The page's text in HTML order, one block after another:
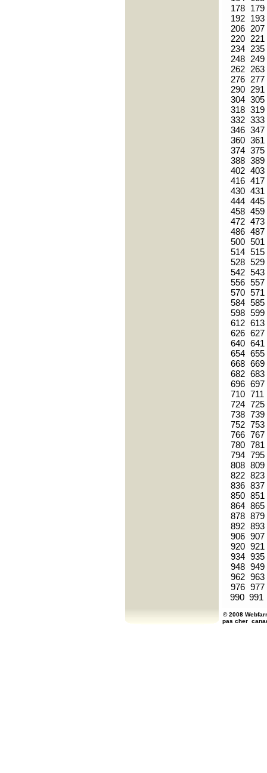
178
179
192
193
206 207
220
221
234
235
248
249
262
263
276
277
290
291
304 305
318 319
332 333
346 347
360 361
374 375
388 389
402 403
416 417
430 431
444 445
458 459
472 473
486 487
500 501
514 515
528 529
542 543
556 557
570 571
584 585
598 599
612 613
626 627
640 641
654 655
668 669
682 683
696 697
710 711
724 725
738 739
752 753
766 767
780 781
794 795
808 809
822 823
836 837
850 851
864 865
878 879
892 893
906 907
920 921
934 935
948 949
962 963
976 977
990 991
© 2008
pas cher